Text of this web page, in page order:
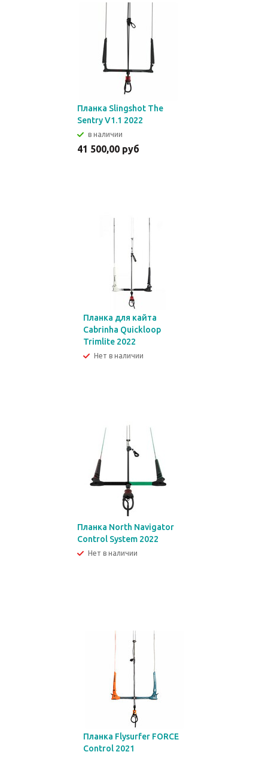
Планка Slingshot The
Sentry V1.1 2022
в наличии
41 500,00 руб
Планка для кайта
Cabrinha Quickloop
Trimlite 2022
Нет в наличии
Планка North Navigator
Control System 2022
Нет в наличии
Планка Flysurfer FORCE
Control 2021